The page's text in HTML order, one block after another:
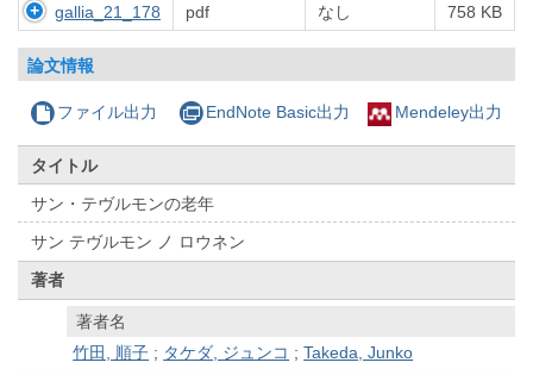
gallia_21_178 pdf なし 758 KB
論文情報
ファイル出力 EndNote Basic出力 Mendeley出力
タイトル
サン・テヴルモンの老年
サン テヴルモン ノ ロウネン
著者
著者名
竹田, 順子 ; タケダ, ジュンコ ;Takeda, Junko